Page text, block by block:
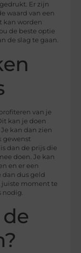
Er zijn
waard van een
kan worden
de beste optie
de slag te gaan.
van je
kan je doen
kan dan zien
gewenst
dan de prijs die
doen. Je kan
en er een
dan dus geld
moment te